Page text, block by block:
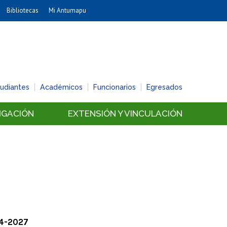
Comunicación e Imagen
Economía y Negocios
Gobierno
Bibliotecas Mi Antumapu
Académicos Funcionarios Egresados
EXTENSIÓN Y VINCULACIÓN
2027